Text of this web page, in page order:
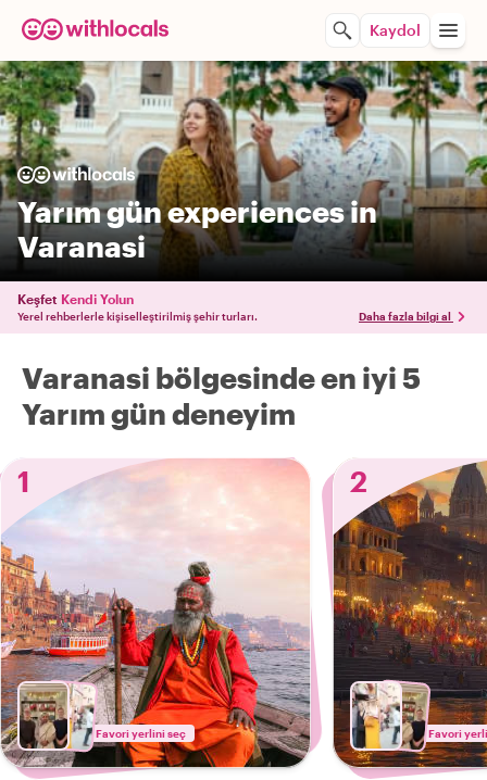
Kaydol
Yarım gün experiences in
Varanasi
Keşfet Kendi Yolun
Yerel rehberlerle kişiselleştirilmiş şehir turları. Daha fazla bilgi al
Varanasi bölgesinde en iyi 5
Yarım gün deneyim
1
Favori yerlini seç
2
Favori